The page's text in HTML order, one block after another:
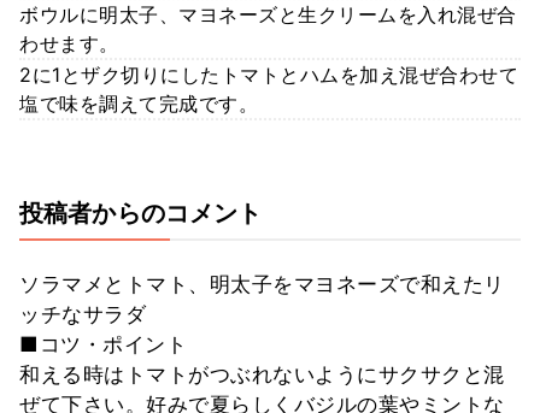
ボウルに明太子、マヨネーズと生クリームを入れ混ぜ合
わせます。
2に1とザク切りにしたトマトとハムを加え混ぜ合わせて
塩で味を調えて完成です。
投稿者からのコメント
ソラマメとトマト、明太子をマヨネーズで和えたリ
ッチなサラダ
■コツ・ポイント
和える時はトマトがつぶれないようにサクサクと混
ぜて下さい。好みで夏らしくバジルの葉やミントな